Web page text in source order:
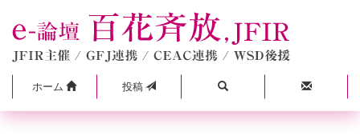
ホーム 投稿